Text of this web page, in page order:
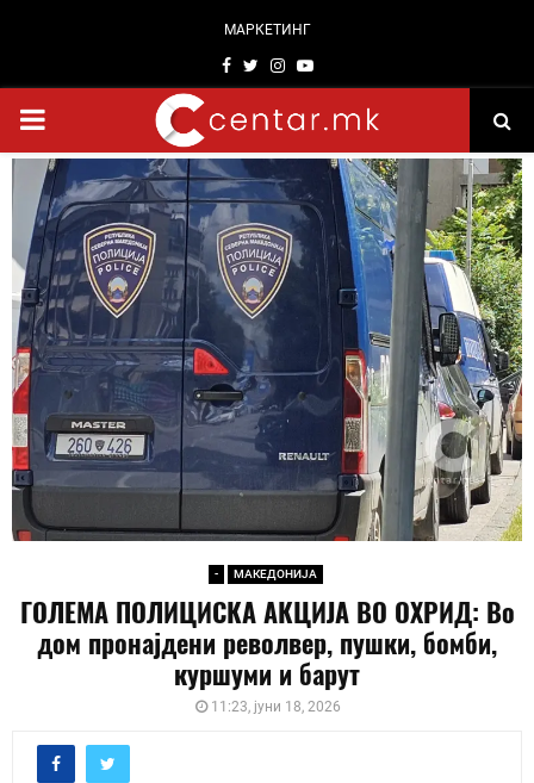
МАРКЕТИНГ
Facebook
TwitterInstagram
Youtube
PRIMARY
MENU
- МАКЕДОНИЈА
ГОЛЕМА ПОЛИЦИСКА АКЦИЈА ВО ОХРИД: Во
дом пронајдени револвер, пушки, бомби,
куршуми и барут
11:23, јуни 18, 2026